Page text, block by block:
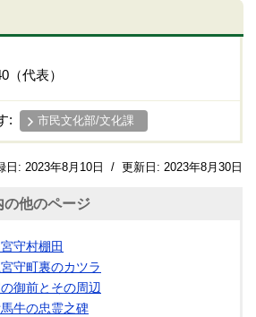
代表）
: 市民文化部/文化課
日: 2023年8月10日 / 更新日: 2023年8月30日
の他のページ
守村棚田
守町裏のカツラ
御前とその周辺
牛の忠霊之碑